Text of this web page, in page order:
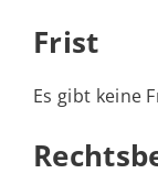
Frist
Es gibt keine